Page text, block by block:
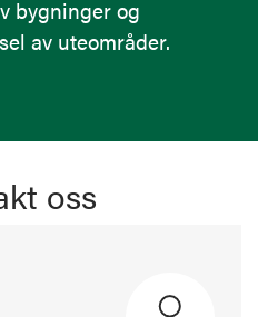
bygninger og
av uteområder.
oss